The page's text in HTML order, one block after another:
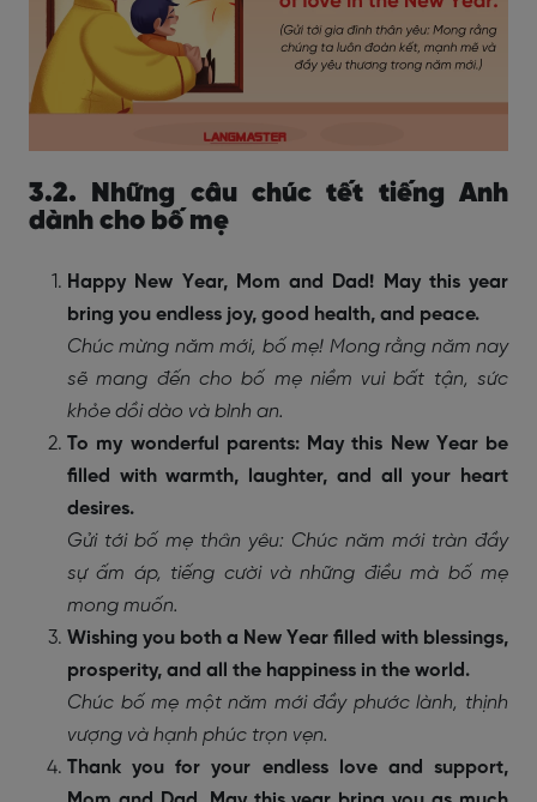
3.2. Những câu chúc tết tiếng Anh
dành cho bố mẹ
Happy New Year, Mom and Dad! May this year
bring you endless joy, good health, and peace.
Chúc mừng năm mới, bố mẹ! Mong rằng năm nay
sẽ mang đến cho bố mẹ niềm vui bất tận, sức
khỏe dồi dào và bình an.
To my wonderful parents: May this New Year be
filled with warmth, laughter, and all your heart
desires.
Gửi tới bố mẹ thân yêu: Chúc năm mới tràn đầy
sự ấm áp, tiếng cười và những điều mà bố mẹ
mong muốn.
Wishing you both a New Year filled with blessings,
prosperity, and all the happiness in the world.
Chúc bố mẹ một năm mới đầy phước lành, thịnh
vượng và hạnh phúc trọn vẹn.
Thank you for your endless love and support,